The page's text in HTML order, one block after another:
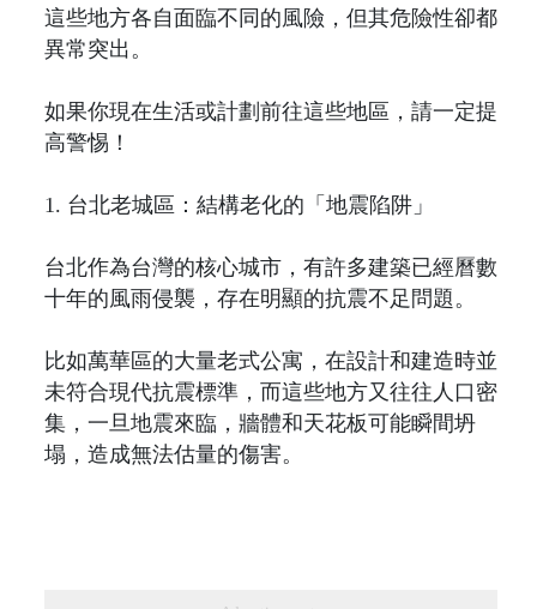
這些地方各自面臨不同的風險，但其危險性卻都
異常突出。
如果你現在生活或計劃前往這些地區，請一定提
高警惕！
1. 台北老城區：結構老化的「地震陷阱」
台北作為台灣的核心城市，有許多建築已經曆數
十年的風雨侵襲，存在明顯的抗震不足問題。
比如萬華區的大量老式公寓，在設計和建造時並
未符合現代抗震標準，而這些地方又往往人口密
集，一旦地震來臨，牆體和天花板可能瞬間坍
塌，造成無法估量的傷害。